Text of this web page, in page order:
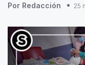
Por Redacción 25